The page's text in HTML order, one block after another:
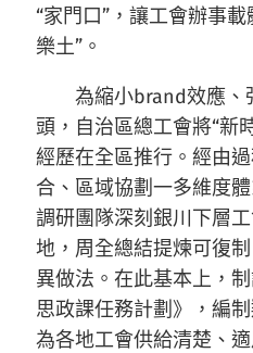
“家門口”，讓工會辦事
樂土”。
為縮小brand效應、
頭，自治區總工會將“新
經歷在全區推行。經由
合、區域協劃一多維度
調研團隊深刻銀川下層
地，周全總結提煉可復
異做法。在此基本上，
思政課任務計劃》，編
為各地工會供給清楚、